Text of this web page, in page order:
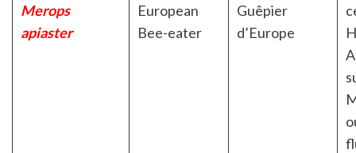
Merops
apiaster
European
Bee-eater
Guêpier
d’Europe